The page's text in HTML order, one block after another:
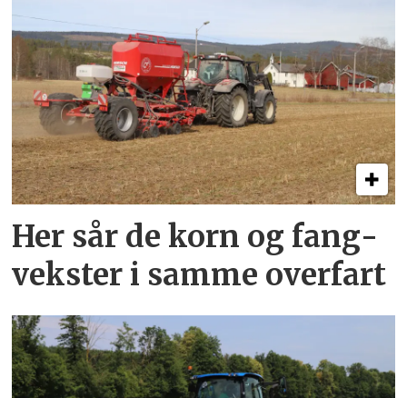
Her sår de korn og fang­
vekster i samme overfart